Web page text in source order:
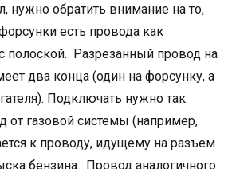
нужно обратить внимание на то,
есть провода как
полоской. Разрезанный провод на
два конца (один на форсунку, а
Подключать нужно так:
от газовой системы (например,
к проводу, идущему на разъем
бензина. Провод аналогичного